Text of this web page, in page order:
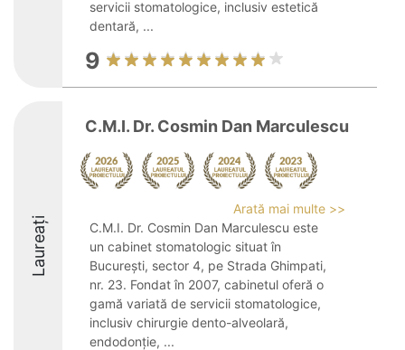
servicii stomatologice, inclusiv estetică
dentară, ...
9
Laureați
C.M.I. Dr. Cosmin Dan Marculescu
Arată mai multe >>
C.M.I. Dr. Cosmin Dan Marculescu este
un cabinet stomatologic situat în
București, sector 4, pe Strada Ghimpati,
nr. 23. Fondat în 2007, cabinetul oferă o
gamă variată de servicii stomatologice,
inclusiv chirurgie dento-alveolară,
endodonție, ...